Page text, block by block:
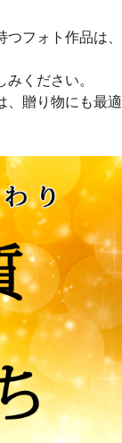
フォト作品は、
ください。
、贈り物にも最適